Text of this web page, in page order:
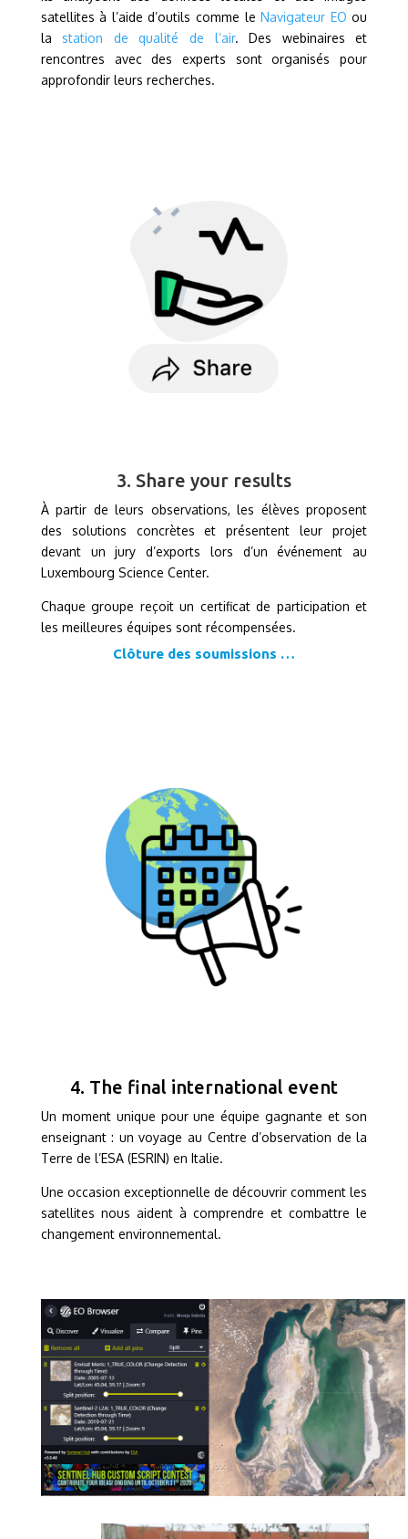
satellites à l’aide d’outils comme leNavigateur EO ou
lastation de qualité de l’air. Des webinaires et
rencontres avec des experts sont organisés pour
approfondir leurs recherches.
3. Share your results
À partir de leurs observations, les élèves proposent
des solutions concrètes et présentent leur projet
devant un jury d’exports lors d’un événement au
Luxembourg Science Center.
Chaque groupe reçoit un certificat de participation et
les meilleures équipes sont récompensées.
Clôture des soumissions …
4. The final international event
Un moment unique pour une équipe gagnante et son
enseignant : un voyage au Centre d’observation de la
Terre de l’ESA (ESRIN) en Italie.
Une occasion exceptionnelle de découvrir comment les
satellites nous aident à comprendre et combattre le
changement environnemental.